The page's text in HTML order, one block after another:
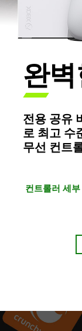
완

전용 공유
로 최고 수
무선 컨트
컨트롤러 세